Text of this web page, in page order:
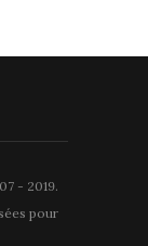
- 2019.
pour